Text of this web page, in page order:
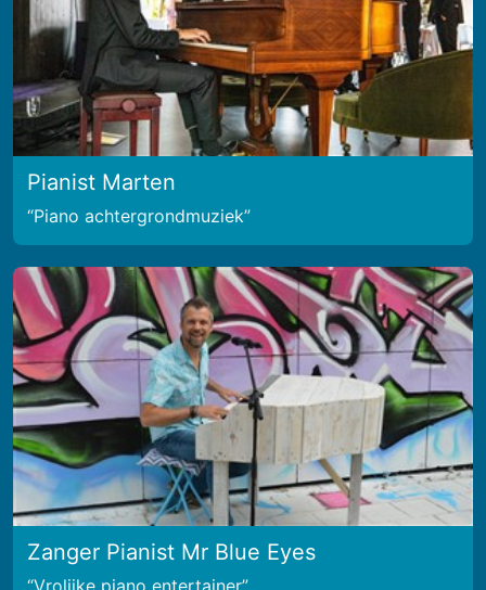
Pianist Marten
Piano achtergrondmuziek
Zanger Pianist Mr Blue Eyes